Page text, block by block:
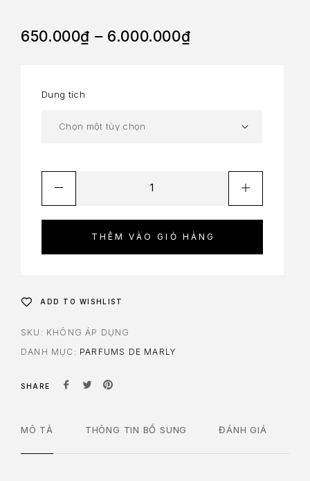
650.000₫ – 6.000.000₫
Dung tích
THÊM VÀO GIỎ HÀNG
ADD TO WISHLIST
SKU: KHÔNG ÁP DỤNG
DANH MỤC: PARFUMS DE MARLY
SHARE
MÔ TẢ THÔNG TIN BỔ SUNG ĐÁNH GIÁ